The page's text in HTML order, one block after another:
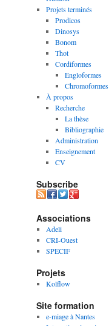
Projets terminés
Prodicos
Dinosys
Bonom
Thot
Cordiformes
Engloformes
Chromoformes
À propos
Recherche
La thèse
Bibliographie
Administration
Enseignement
CV
Subscribe
Associations
Adeli
CRI-Ouest
SPECIF
Projets
Kolflow
Site formation
e-miage à Nantes